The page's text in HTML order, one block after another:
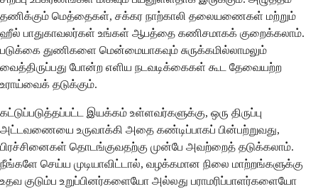
தணிக்கும் மெத்தைகள், சக்கர நாற்காலி தலையணைகள் மற்றும்
ஹீல் பாதுகாவலர்கள் உங்கள் ஆபத்தை கணிசமாகக் குறைக்கலாம்.
படுக்கை துணிகளை மென்மையாகவும் சுருக்கமில்லாமலும்
வைத்திருப்பது போன்ற எளிய நடவடிக்கைகள் கூட தேவையற்ற
உராய்வைக் தடுக்கும்.
கட்டுப்படுத்தப்பட்ட இயக்கம் உள்ளவர்களுக்கு, ஒரு திருப்பு
அட்டவணையை உருவாக்கி அதை கண்டிப்பாகப் பின்பற்றுவது,
பிரச்சினைகள் தொடங்குவதற்கு முன்பே அவற்றைத் தடுக்கலாம்.
நீங்களே செய்ய முடியாவிட்டால், வழக்கமான நிலை மாற்றங்களுக்கு
உதவ குடும்ப உறுப்பினர்களையோ அல்லது பராமரிப்பாளர்களையோ